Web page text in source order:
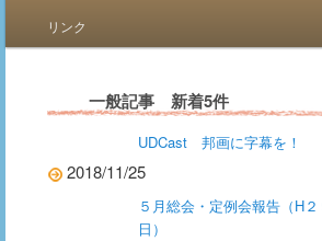
リンク
一般記事 新着5件
UDCast 邦画に字幕を！
2018/11/25
５月総会・定例会報告（H
日）